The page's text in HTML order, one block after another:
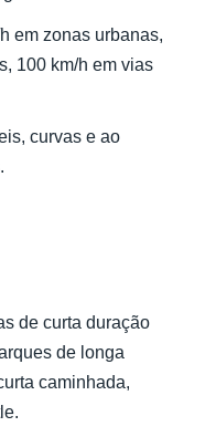
em zonas urbanas,
100 km/h em vias
curvas e ao
de curta duração
de longa
caminhada,